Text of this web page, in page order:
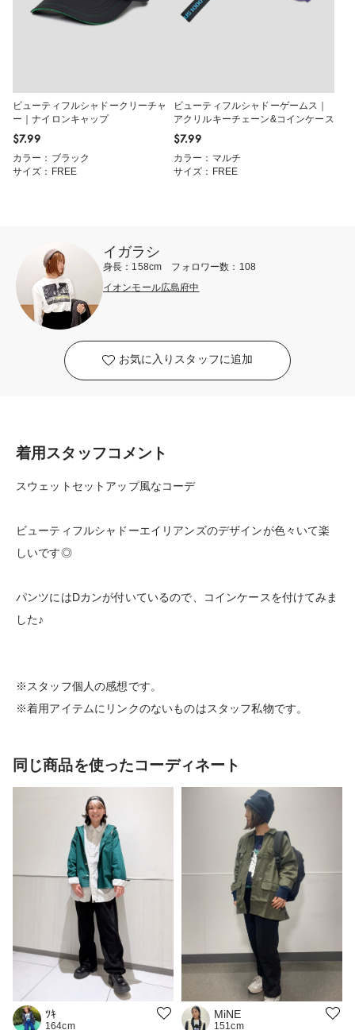
ビューティフルシャドークリーチャ
ー｜ナイロンキャップ
$‌7.99
カラー：ブラック
サイズ：FREE
ビューティフルシャドーゲームス｜
アクリルキーチェーン&コインケース
$‌7.99
カラー：マルチ
サイズ：FREE
イガラシ
身長：158cm フォロワー数：108
イオンモール広島府中
お気に入りスタッフに追加
着用スタッフコメント
スウェットセットアップ風なコーデ
ビューティフルシャドーエイリアンズのデザインが色々いて楽
しいです◎
パンツにはDカンが付いているので、コインケースを付けてみま
した♪
※スタッフ個人の感想です。
※着用アイテムにリンクのないものはスタッフ私物です。
同じ商品を使ったコーディネート
ﾂｷ
164cm
MiNE
151cm